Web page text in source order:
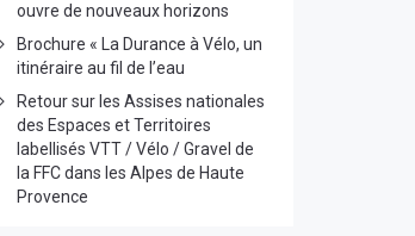
ouvre de nouveaux horizons
Brochure « La Durance à Vélo, un
itinéraire au fil de l’eau
Retour sur les Assises nationales
des Espaces et Territoires
labellisés VTT / Vélo / Gravel de
la FFC dans les Alpes de Haute
Provence